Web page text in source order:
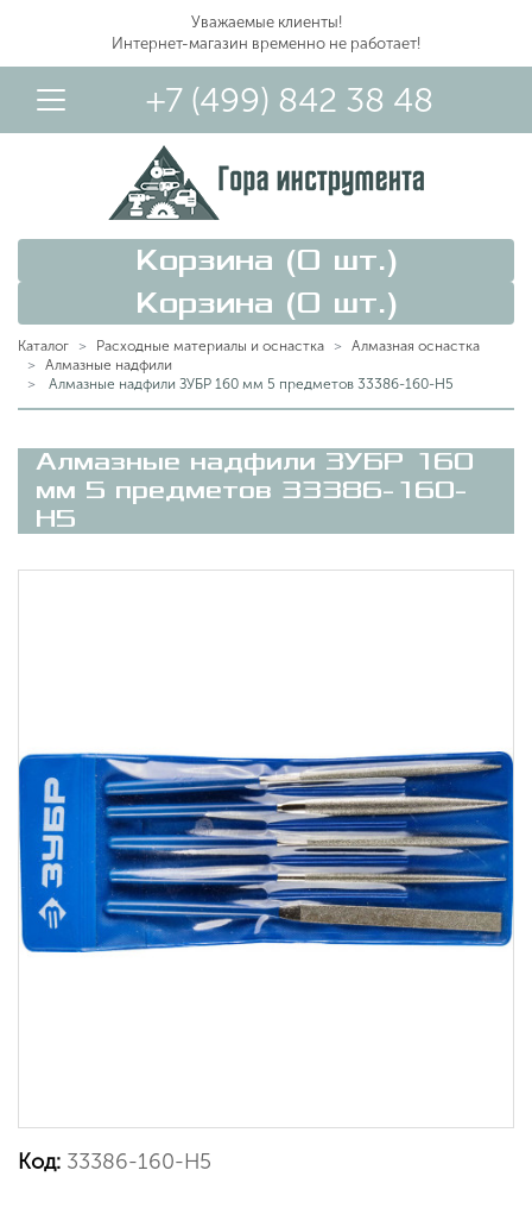
Уважаемые клиенты!
Интернет-магазин временно не работает!
+7 (499) 842 38 48
Корзина (0 шт.)
Корзина (0 шт.)
Каталог Расходные материалы и оснастка
Алмазная оснастка
Алмазные надфили
Алмазные надфили ЗУБР 160 мм 5 предметов 33386-160-H5
Алмазные надфили ЗУБР 160
мм 5 предметов 33386-160-
H5
Код: 33386-160-H5